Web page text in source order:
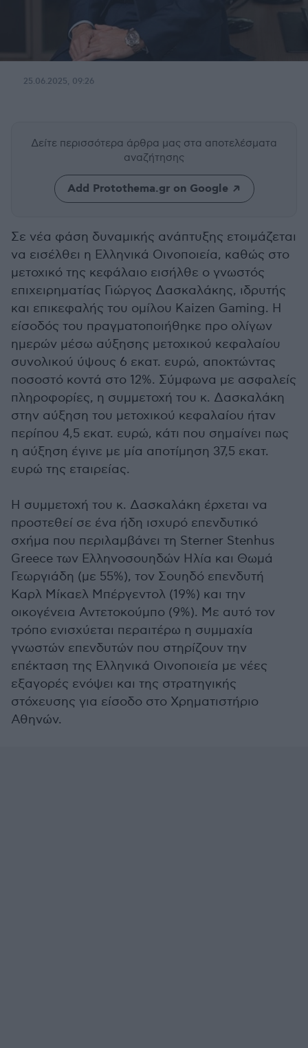
25.06.2025, 09:26
Δείτε περισσότερα άρθρα μας στα αποτελέσματα
αναζήτησης
Add Protothema.gr on Google
Σε νέα φάση δυναμικής ανάπτυξης ετοιμάζεται
να εισέλθει η Ελληνικά Οινοποιεία, καθώς στο
μετοχικό της κεφάλαιο εισήλθε ο γνωστός
επιχειρηματίας Γιώργος Δασκαλάκης, ιδρυτής
και επικεφαλής του ομίλου Kaizen Gaming. Η
είσοδός του πραγματοποιήθηκε προ ολίγων
ημερών μέσω αύξησης μετοχικού κεφαλαίου
συνολικού ύψους 6 εκατ. ευρώ, αποκτώντας
ποσοστό κοντά στο 12%. Σύμφωνα με ασφαλείς
πληροφορίες, η συμμετοχή του κ. Δασκαλάκη
στην αύξηση του μετοχικού κεφαλαίου ήταν
περίπου 4,5 εκατ. ευρώ, κάτι που σημαίνει πως
η αύξηση έγινε με μία αποτίμηση 37,5 εκατ.
ευρώ της εταιρείας.
Η συμμετοχή του κ. Δασκαλάκη έρχεται να
προστεθεί σε ένα ήδη ισχυρό επενδυτικό
σχήμα που περιλαμβάνει τη Sterner Stenhus
Greece των Ελληνοσουηδών Ηλία και Θωμά
Γεωργιάδη (με 55%), τον Σουηδό επενδυτή
Καρλ Μίκαελ Μπέργεντολ (19%) και την
οικογένεια Αντετοκούμπο (9%). Με αυτό τον
τρόπο ενισχύεται περαιτέρω η συμμαχία
γνωστών επενδυτών που στηρίζουν την
επέκταση της Ελληνικά Οινοποιεία με νέες
εξαγορές ενόψει και της στρατηγικής
στόχευσης για είσοδο στο Χρηματιστήριο
Αθηνών.